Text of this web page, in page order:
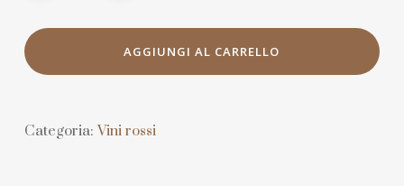
AGGIUNGI AL CARRELLO
Categoria:Vini rossi